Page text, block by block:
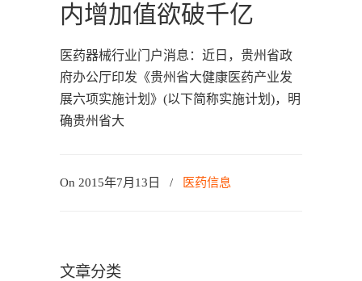
内增加值欲破千亿
医药器械行业门户消息：近日，贵州省政
府办公厅印发《贵州省大健康医药产业发
展六项实施计划》(以下简称实施计划)，明
确贵州省大
On 2015年7月13日 / 医药信息
文章分类